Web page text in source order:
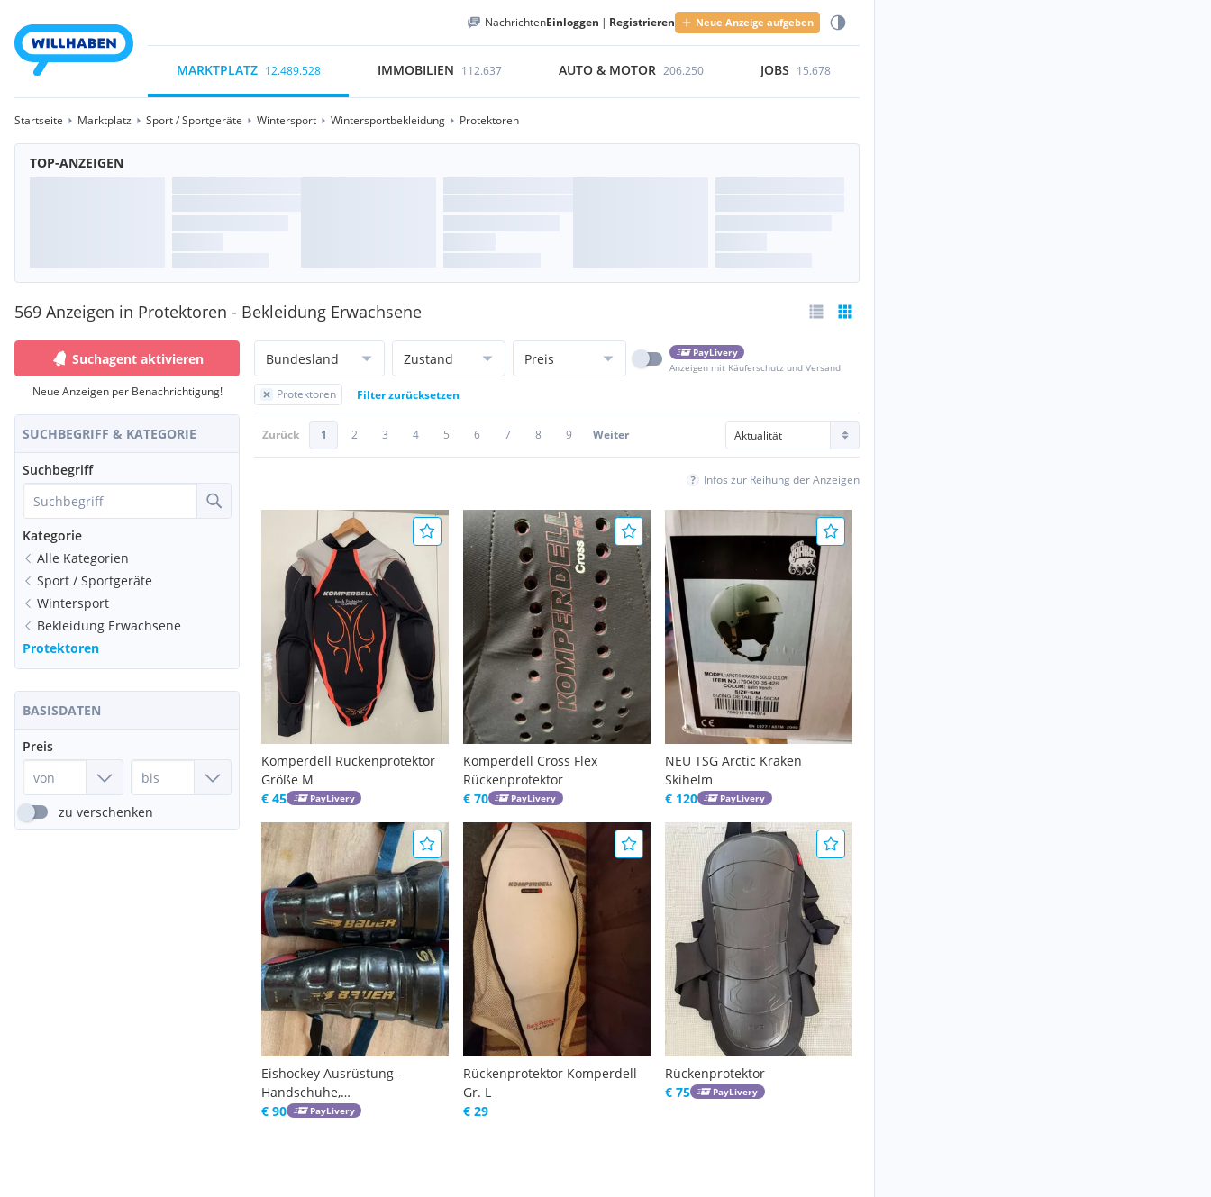
NachrichtenEinloggen | Registrieren Neue Anzeige aufgeben
MARKTPLATZ 12.489.528 IMMOBILIEN 112.637 AUTO & MOTOR 206.250 JOBS 15.678
Startseite Marktplatz Sport / Sportgeräte Wintersport Wintersportbekleidung Protektoren
TOP-ANZEIGEN
569 Anzeigen in Protektoren - Bekleidung Erwachsene
Suchagent aktivieren
Neue Anzeigen per Benachrichtigung!
SUCHBEGRIFF & KATEGORIE
Suchbegriff
Kategorie
Alle Kategorien
Sport / Sportgeräte
Wintersport
Bekleidung Erwachsene
Protektoren
BASISDATEN
Preis
zu verschenken
Bundesland Zustand Preis
PayLivery
Anzeigen mit Käuferschutz und Versand
Protektoren Filter zurücksetzen
Zurück 1 2 3 4 5 6 7 8 9 Weiter
Infos zur Reihung der Anzeigen
Komperdell Rückenprotektor
Größe M
€ 45
PayLivery
Komperdell Cross Flex
Rückenprotektor
€ 70
PayLivery
NEU TSG Arctic Kraken
Skihelm
€ 120
PayLivery
Eishockey Ausrüstung -
Handschuhe,
Schienbeinschoner &
€ 90 PayLivery
Rückenprotektor Komperdell
Gr. L
€ 29
Rückenprotektor
€ 75
PayLivery